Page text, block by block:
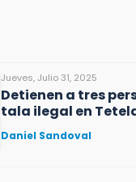
Jueves, Julio 31, 2025
Detienen a tres
tala ilegal en
Daniel Sandoval